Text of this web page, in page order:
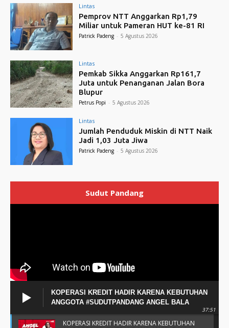
Lintas
Pemprov NTT Anggarkan Rp1,79
Miliar untuk Pameran HUT ke-81 RI
Patrick Padeng - 5 Agustus 2026
Lintas
Pemkab Sikka Anggarkan Rp161,7
Juta untuk Penanganan Jalan Bora
Blupur
Petrus Popi - 5 Agustus 2026
Lintas
Jumlah Penduduk Miskin di NTT Naik
Jadi 1,03 Juta Jiwa
Patrick Padeng - 5 Agustus 2026
Sudut Pandang
KOPERASI KREDIT HADIR KARENA KEBUTUHAN
ANGGOTA #SUDUTPANDANG ANGEL BALA
37:51
KOPERASI KREDIT HADIR KARENA KEBUTUHAN